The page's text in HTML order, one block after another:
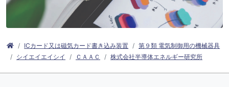
ICカード又は磁気カード書き込み装置
第９類 電気制御用の機械器具
シイエイエイシイ
ＣＡＡＣ 株式会社半導体エネルギー研究所